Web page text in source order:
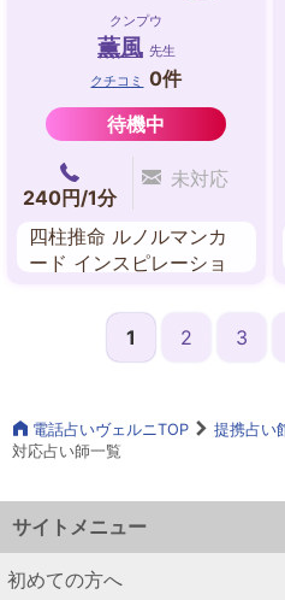
クンプウ
薫風 先生
クチコミ
0件
待機中
240円/1分
未対応
四柱推命 ルノルマンカ
ード インスピレーショ
1 2 3
電話占いヴェルニTOP 提携占い
対応占い師一覧
サイトメニュー
初めての方へ